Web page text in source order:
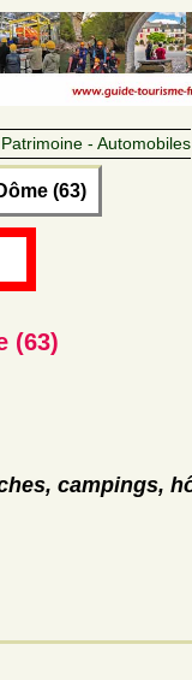
- Automobiles
(63)
(63)
campings,